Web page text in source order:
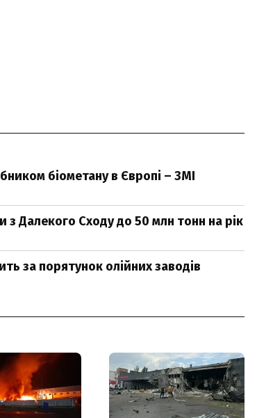
біометану в Європі – ЗМІ
з Далекого Сходу до 50 млн тонн на рік
за порятунок олійних заводів